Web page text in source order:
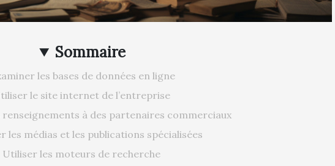
Sommaire
les bases de données en ligne
le site internet de l’entreprise
renseignements à des partenaires commerciaux
les médias et les publications spécialisées
Utiliser les moteurs de recherche